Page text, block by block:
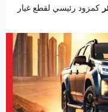
كمزود رئيسي لقطع غيار